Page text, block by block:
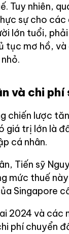
Tuy nhiên,
sự cho các
lớn tuổi,
tục mơ hồ,
và chi
chiến lược
giá trị lớn là
cá nhân.
Tiến sỹ
mức thuế
Singapore
và các
phí chuyển